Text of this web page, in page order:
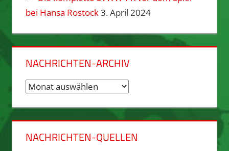
bei Hansa Rostock3. April 2024
NACHRICHTEN-ARCHIV
Nachrichten-
NACHRICHTEN-QUELLEN